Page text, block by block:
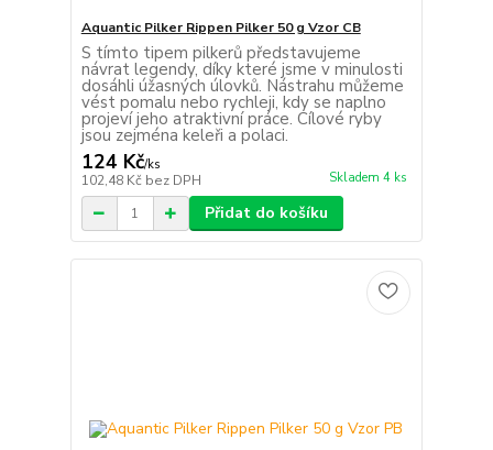
Aquantic Pilker Rippen Pilker 50 g Vzor CB
S tímto tipem pilkerů představujeme
návrat legendy, díky které jsme v minulosti
dosáhli úžasných úlovků. Nástrahu můžeme
vést pomalu nebo rychleji, kdy se naplno
projeví jeho atraktivní práce. Cílové ryby
jsou zejména keleři a polaci.
124 Kč/ks
102,48 Kč bez DPH Skladem 4 ks
Přidat do košíku